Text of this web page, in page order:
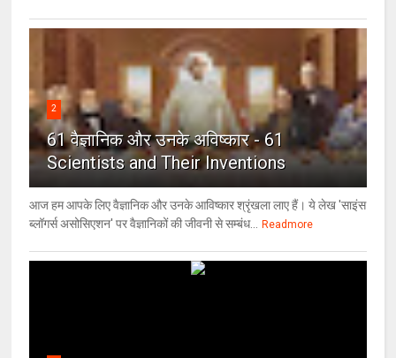
2
61 वैज्ञानिक और उनके अविष्कार - 61
Scientists and Their Inventions
आज हम आपके लिए वैज्ञानिक और उनके आविष्कार श्रृंखला लाए हैं। ये लेख 'साइंस
ब्लॉगर्स असोसिएशन' पर वैज्ञा‍निकों की जीवनी से सम्बंध...
Readmore